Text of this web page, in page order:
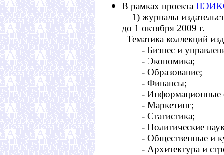
В рамках проекта
1) журналы
до 1 октября 2009 г.
Тематика коллекций
- Бизнес и
- Экономика;
- Образование;
- Финансы;
- Информационные
- Маркетинг;
- Статистика;
- Политические
- Общественные и
- Архитектура и